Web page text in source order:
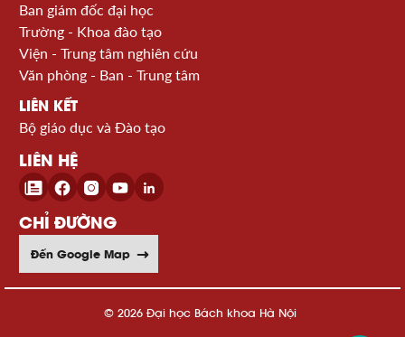
Ban giám đốc đại học
Trường - Khoa đào tạo
Viện - Trung tâm nghiên cứu
Văn phòng - Ban - Trung tâm
LIÊN KẾT
Bộ giáo dục và Đào tạo
LIÊN HỆ
CHỈ ĐƯỜNG
Đến Google Map
© 2026 Đại học Bách khoa Hà Nội